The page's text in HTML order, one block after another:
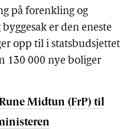
på forenkling og
er den eneste
opp til i statsbudsjettet
130 000 nye boliger
Midtun (FrP) til